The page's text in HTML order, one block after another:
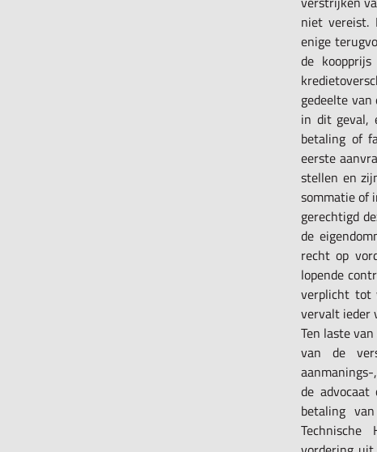
niet vereist.
enige
de
gedeelte
in dit geval,
betaling of
eerste
stellen en
sommatie of
gerechtigd
de
recht op
lopende
verplicht tot
vervalt ieder
Ten laste
van de
de
betaling
Technische